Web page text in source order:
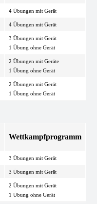
4 Übungen mit Gerät
4 Übungen mit Gerät
3 Übungen mit Gerät
1 Übung ohne Gerät
2 Übungen mit Geräte
1 Übung ohne Gerät
2 Übungen mit Gerät
1 Übung ohne Gerät
Wettkampfprogramm
3 Übungen mit Gerät
3 Übungen mit Gerät
2 Übungen mit Gerät
1 Übung ohne Gerät